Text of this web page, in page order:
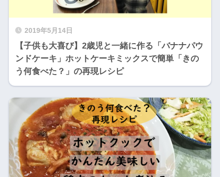
2019年5月14日
【子供も大喜び】2歳児と一緒に作る「バナナパウ
ンドケーキ」ホットケーキミックスで簡単「きの
う何食べた？」の再現レシピ